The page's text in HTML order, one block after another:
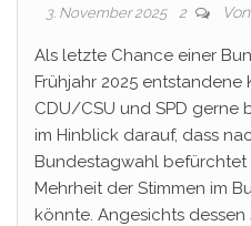
3. November 2025 2 Von
Als letzte Chance einer
Frühjahr 2025 entstandene
CDU/CSU und SPD gerne
im Hinblick darauf, dass
Bundestagwahl befürchtet
Mehrheit der Stimmen im
könnte. Angesichts